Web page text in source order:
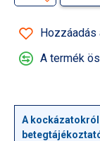
Hozzáadás
A termék
A